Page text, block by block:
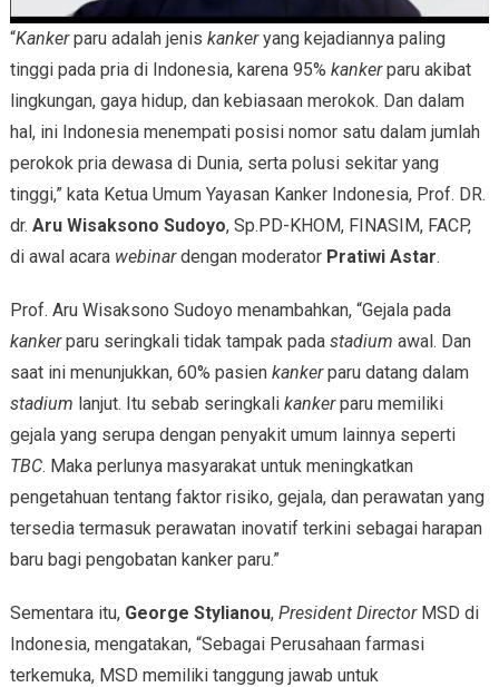
“Kankerparu adalah jenis kankeryang kejadiannya paling
tinggi pada pria di Indonesia, karena 95% kankerparu akibat
lingkungan, gaya hidup, dan kebiasaan merokok. Dan dalam
hal, ini Indonesia menempati posisi nomor satu dalam jumlah
perokok pria dewasa di Dunia, serta polusi sekitar yang
tinggi,” kata Ketua Umum Yayasan Kanker Indonesia, Prof. DR.
dr. Aru Wisaksono Sudoyo, Sp.PD-KHOM, FINASIM, FACP,
di awal acarawebinardengan moderator Pratiwi Astar.
Prof. Aru Wisaksono Sudoyo menambahkan, “Gejala pada
kankerparu seringkali tidak tampak padastadium awal. Dan
saat ini menunjukkan, 60% pasien kankerparu datang dalam
stadium lanjut. Itu sebab seringkali kankerparu memiliki
gejala yang serupa dengan penyakit umum lainnya seperti
TBC. Maka perlunya masyarakat untuk meningkatkan
pengetahuan tentang faktor risiko, gejala, dan perawatan yang
tersedia termasuk perawatan inovatif terkini sebagai harapan
baru bagi pengobatan kanker paru.”
Sementara itu, George Stylianou, President Director MSD di
Indonesia, mengatakan, “Sebagai Perusahaan farmasi
terkemuka, MSD memiliki tanggung jawab untuk